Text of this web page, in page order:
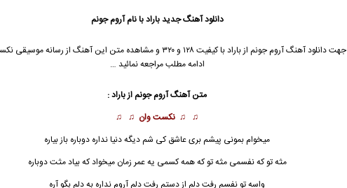
دانلود آهنگ جدیدبارادبا نام آروم جونم
جهت دانلود آهنگ آروم جونم ازباراد
با کیفیت ۱۲۸ و ۳۲۰ و مشاهده متن این آهنگ از رسانه
ادامه مطلب مراجعه نمائید …
متن آهنگ آروم جونم ازباراد:
♫ ♫ نکست وان ♫ ♫
میخوام بمونی پیشم بری عاشق کی شم دیگه دنیا نداره دوباره باز بیاره
مثه تو که نفسمی مثه تو که همه کسمی یه عمر زمان میخواد که بیاد مثت دوباره
واسه تو نفسم رفت دلم از دستم رفت دلم آروم نداره به دلم بگو آره